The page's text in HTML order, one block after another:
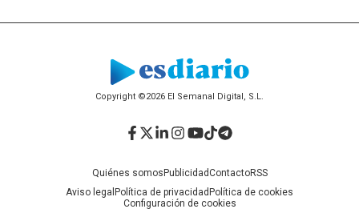
Copyright ©2026 El Semanal Digital, S.L.
Quiénes somos PublicidadContactoRSS
Aviso legal Política de privacidad Política de cookies
Configuración de cookies
Facebook
Twitter
LinkedIn
Instagram
YouTube
TikTok
Telegram